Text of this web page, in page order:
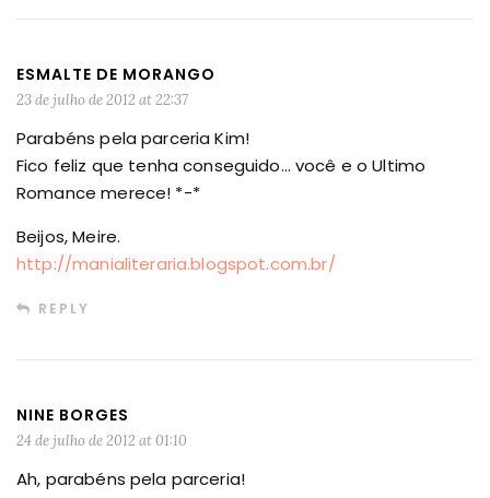
ESMALTE DE MORANGO
23 de julho de 2012 at 22:37
Parabéns pela parceria Kim!
Fico feliz que tenha conseguido… você e o Ultimo
Romance merece! *-*
Beijos, Meire.
http://manialiteraria.blogspot.com.br/
REPLY
NINE BORGES
24 de julho de 2012 at 01:10
Ah, parabéns pela parceria!